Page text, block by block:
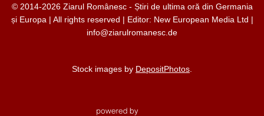
© 2014-2026 Ziarul Românesc - Știri de ultima oră din Germania
și Europa | All rights reserved | Editor: New European Media Ltd |
info@ziarulromanesc.de
Stock images by DepositPhotos.